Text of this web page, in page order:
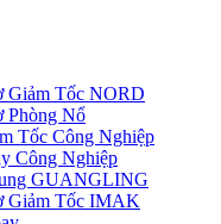
Giảm Tốc NORD
Phòng Nổ
Tốc Công Nghiệp
Công Nghiệp
GUANGLING
Giảm Tốc IMAK